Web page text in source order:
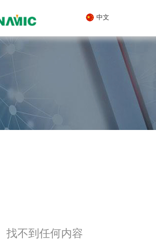
中文
找不到任何内容